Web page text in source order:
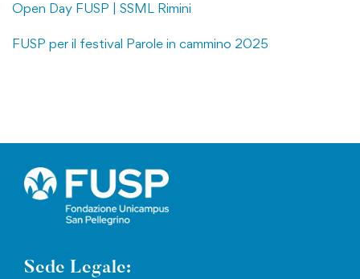
Open Day FUSP | SSML Rimini
FUSP per il festival Parole in cammino 2025
Sede Legale: